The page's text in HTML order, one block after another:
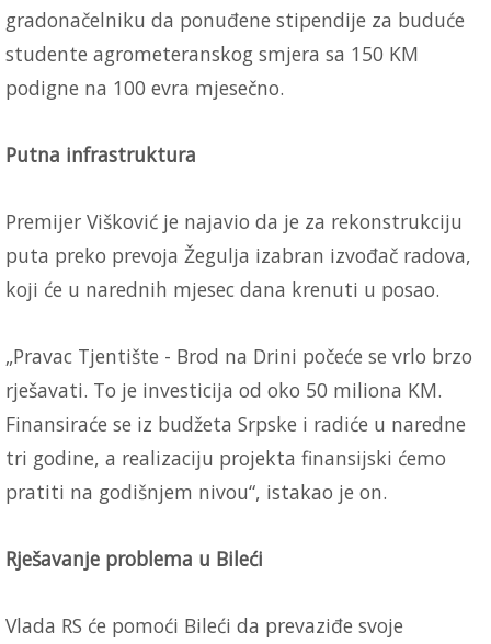
gradonačelniku da ponuđene stipendije za buduće
studente agrometeranskog smjera sa 150 KM
podigne na 100 evra mjesečno.
Putna infrastruktura
Premijer Višković je najavio da je za rekonstrukciju
puta preko prevoja Žegulja izabran izvođač radova,
koji će u narednih mjesec dana krenuti u posao.
„Pravac Tjentište - Brod na Drini počeće se vrlo brzo
rješavati. To je investicija od oko 50 miliona KM.
Finansiraće se iz budžeta Srpske i radiće u naredne
tri godine, a realizaciju projekta finansijski ćemo
pratiti na godišnjem nivou“, istakao je on.
Rješavanje problema u Bileći
Vlada RS će pomoći Bileći da prevaziđe svoje